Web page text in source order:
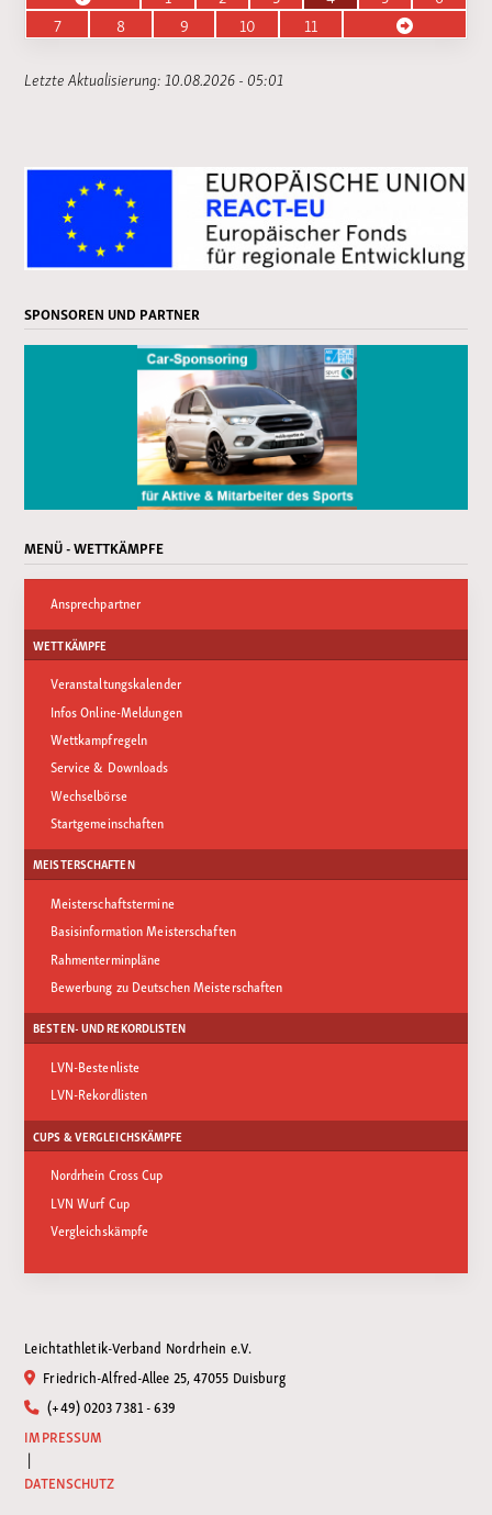
7
8 9 10 11
Letzte Aktualisierung: 10.08.2026 - 05:01
SPONSOREN UND PARTNER
MENÜ - WETTKÄMPFE
Ansprechpartner
WETTKÄMPFE
Veranstaltungskalender
Infos Online-Meldungen
Wettkampfregeln
Service & Downloads
Wechselbörse
Startgemeinschaften
MEISTERSCHAFTEN
Meisterschaftstermine
Basisinformation Meisterschaften
Rahmenterminpläne
Bewerbung zu Deutschen Meisterschaften
BESTEN- UND REKORDLISTEN
LVN-Bestenliste
LVN-Rekordlisten
CUPS & VERGLEICHSKÄMPFE
Nordrhein Cross Cup
LVN Wurf Cup
Vergleichskämpfe
Leichtathletik-Verband Nordrhein e.V.
Friedrich-Alfred-Allee 25, 47055 Duisburg
(+49) 0203 7381 - 639
IMPRESSUM
|
DATENSCHUTZ